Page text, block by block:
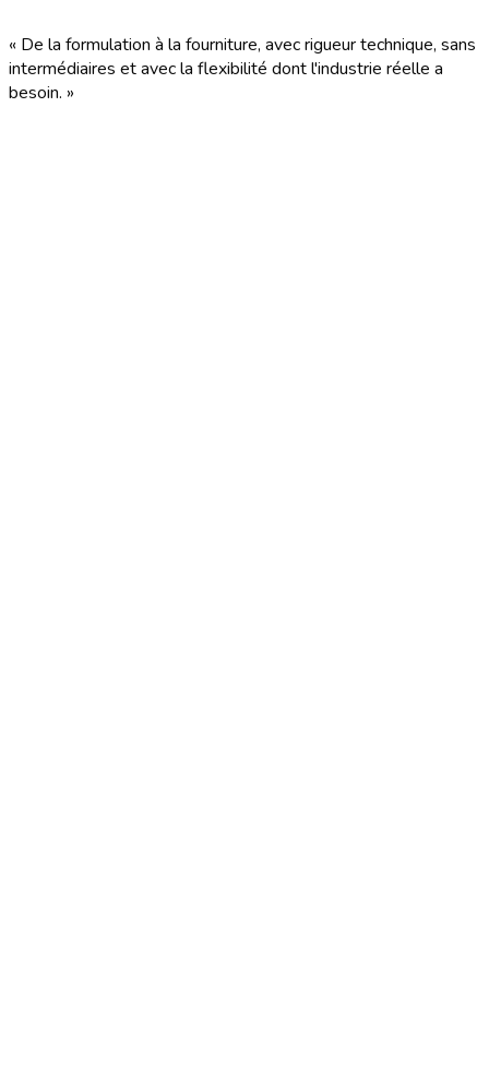
« De la formulation à la fourniture, avec rigueur technique, sans
intermédiaires et avec la flexibilité dont l'industrie réelle a
besoin. »